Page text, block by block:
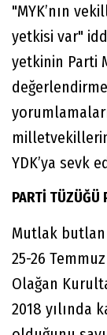
"MYK’nın
yetkisi var"
yetkinin Parti
YDK’ya sevk
PARTİ TÜZÜĞÜ
Mutlak butlan
25-26
Olağan
2018 yılında